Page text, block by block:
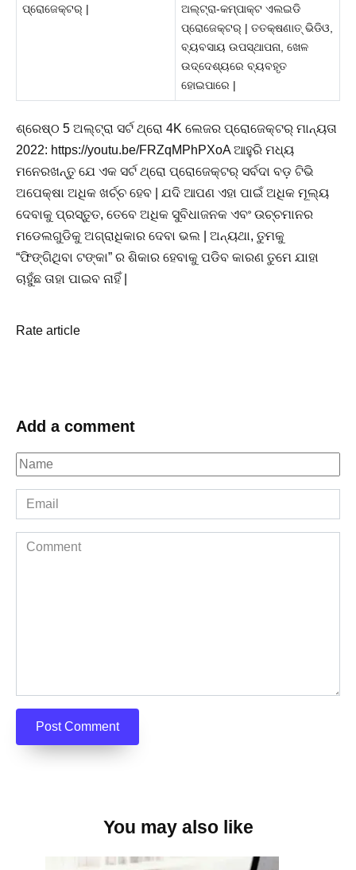
ପ୍ରୋଜେକ୍ଟର୍ |
ଅଲ୍ଟ୍ରା-କମ୍ପାକ୍ଟ ଏଲଇଡି
ପ୍ରୋଜେକ୍ଟର୍ | ତତକ୍ଷଣାତ୍ ଭିଡିଓ,
ବ୍ୟବସାୟ ଉପସ୍ଥାପନା, ଖେଳ
ଉଦ୍ଦେଶ୍ୟରେ ବ୍ୟବହୃତ
ହୋଇପାରେ |
ଶ୍ରେଷ୍ଠ 5 ଅଲ୍ଟ୍ରା ସର୍ଟ ଥ୍ରୋ 4K ଲେଜର ପ୍ରୋଜେକ୍ଟର୍ ମାନ୍ୟତା
2022: https://youtu.be/FRZqMPhPXoA ଆହୁରି ମଧ୍ୟ
ମନେରଖନ୍ତୁ ଯେ ଏକ ସର୍ଟ ଥ୍ରୋ ପ୍ରୋଜେକ୍ଟର୍ ସର୍ବଦା ବଡ଼ ଟିଭି
ଅପେକ୍ଷା ଅଧିକ ଖର୍ଚ୍ଚ ହେବ | ଯଦି ଆପଣ ଏହା ପାଇଁ ଅଧିକ ମୂଲ୍ୟ
ଦେବାକୁ ପ୍ରସ୍ତୁତ, ତେବେ ଅଧିକ ସୁବିଧାଜନକ ଏବଂ ଉଚ୍ଚମାନର
ମଡେଲଗୁଡିକୁ ଅଗ୍ରାଧିକାର ଦେବା ଭଲ | ଅନ୍ୟଥା, ତୁମକୁ
“ଫିଙ୍ଗିଥିବା ଟଙ୍କା” ର ଶିକାର ହେବାକୁ ପଡିବ କାରଣ ତୁମେ ଯାହା
ଚାହୁଁଛ ତାହା ପାଇବ ନାହିଁ |
Rate article
Add a comment
Name
*
Email
*
Comment
You may also like